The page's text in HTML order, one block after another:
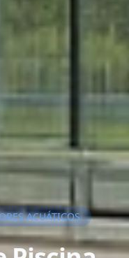
ACUÁTICOS